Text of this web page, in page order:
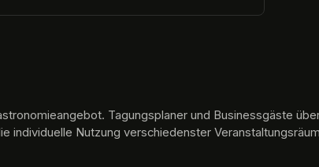
Tagungsplaner und Businessgäste
individuelle Nutzung verschiedenster